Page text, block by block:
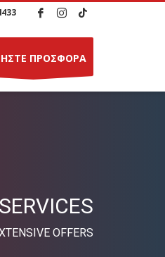
ΠΡΟΣΦΟΡΑ
OFFERS